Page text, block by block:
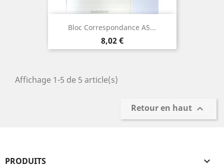
Bloc Correspondance A5...
Prix
8,02 €
Affichage 1-5 de 5 article(s)
Retour en haut 
PRODUITS 